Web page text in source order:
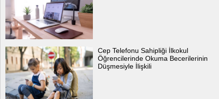
Cep Telefonu Sahipliği İlkokul
Öğrencilerinde Okuma Becerilerinin
Düşmesiyle İlişkili